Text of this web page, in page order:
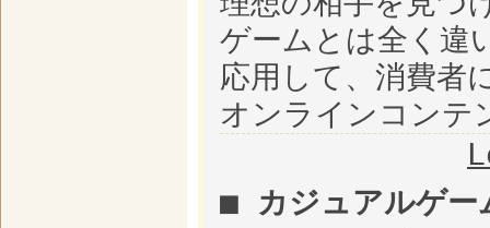
ゲームとは全く違
応用して、消費者
オンラインコンテ
■ カジュアルゲー